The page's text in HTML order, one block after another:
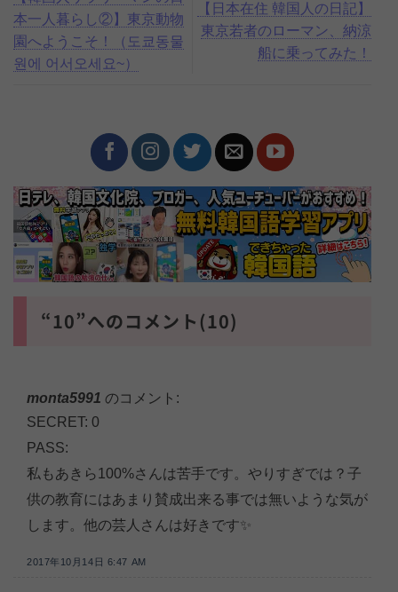
本一人暮らし②】東京動物
園へようこそ！（도쿄동물
원에 어서오세요~）
【日本在住 韓国人の日記】
東京若者のローマン、納涼
船に乗ってみた！
“10”へのコメント(10)
monta5991 のコメント:
SECRET: 0
PASS:
私もあきら100%さんは苦手です。やりすぎでは？子
供の教育にはあまり賛成出来る事では無いような気が
します。他の芸人さんは好きです✨
2017年10月14日 6:47 AM